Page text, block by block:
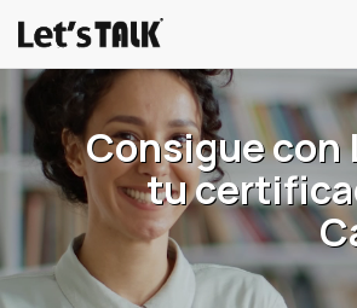
Consigue con
tu